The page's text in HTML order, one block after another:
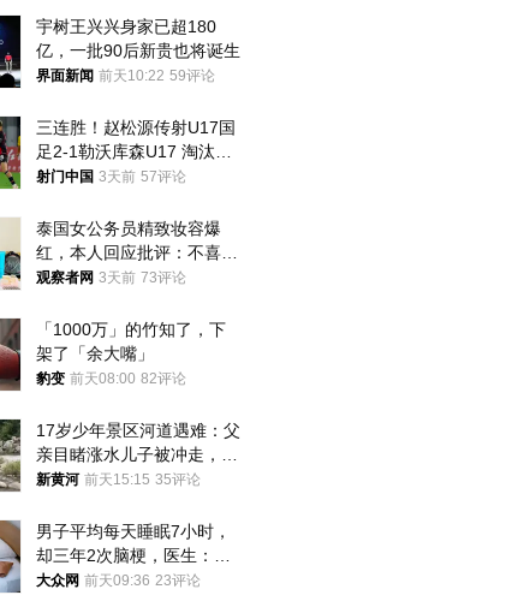
宇树王兴兴身家已超180
亿，一批90后新贵也将诞生
界面新闻 前天10:22 59评论
三连胜！赵松源传射U17国
足2-1勒沃库森U17 淘汰赛
将战河床
射门中国 3天前 57评论
泰国女公务员精致妆容爆
红，本人回应批评：不喜欢
就别看
观察者网 3天前 73评论
「1000万」的竹知了，下
架了「余大嘴」
豹变 前天08:00 82评论
17岁少年景区河道遇难：父
亲目睹涨水儿子被冲走，当
地排除上游泄洪，家属盼厘
新黄河 前天15:15 35评论
男子平均每天睡眠7小时，
却三年2次脑梗，医生：这
样睡觉更伤身
大众网 前天09:36 23评论